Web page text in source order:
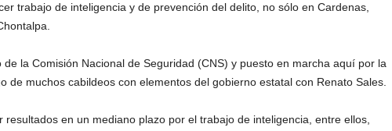
trabajo de inteligencia y de prevención del delito, no sólo en Cardenas,
la Comisión Nacional de Seguridad (CNS) y puesto en marcha aquí por la
de muchos cabildeos con elementos del gobierno estatal con Renato Sales.
en un mediano plazo por el trabajo de inteligencia, entre ellos,